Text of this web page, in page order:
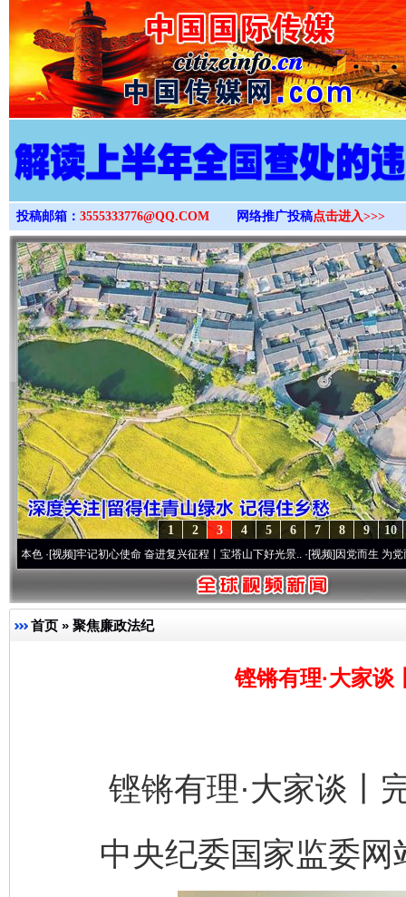
>
投稿邮箱： 3555333776@QQ.COM 网络推广投稿点击进入>>>
10
9
8
7
6
5
4
3
2
1
牢记初心使命 奋进复兴征程丨宝塔山下好光景..·[视频]因党而生 为党而战——百
首页 » 聚焦廉政法纪
铿锵有理·大家谈
铿锵有理·大家谈丨完
中央纪委国家监委网